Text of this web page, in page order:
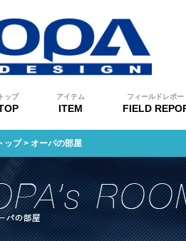
トップ アイテム
ITEM
フィールドレポー
FIELD
トップ> オーパの部屋